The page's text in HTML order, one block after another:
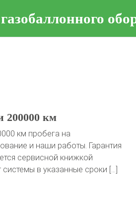
не представлены на
установки в подарок!
чтобы мы смогли сделать
на […]